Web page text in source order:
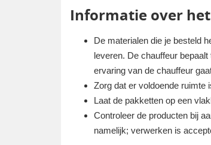
Informatie over
De materialen die je besteld
leveren. De chauffeur
ervaring van de chauffeur
Zorg dat er voldoende ruimte
Laat de pakketten op een
Controleer de producten bij
namelijk; verwerken is